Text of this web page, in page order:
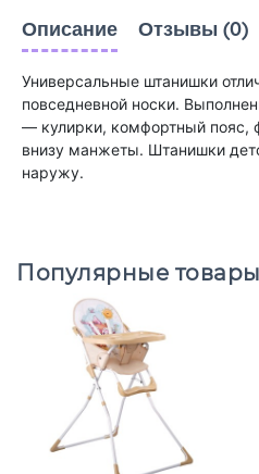
Описание Отзывы (0)
Универсальные штанишки
повседневной носки.
— кулирки, комфортный пояс,
внизу манжеты. Штанишки
наружу.
Популярные товары